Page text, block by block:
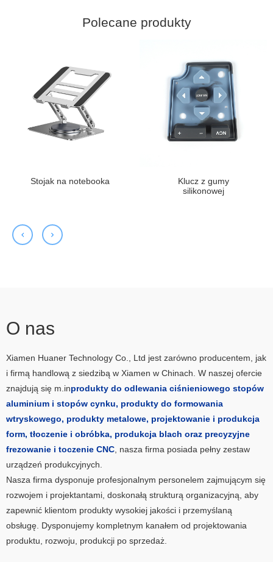
Polecane produkty
Stojak na notebooka
Klucz z gumy
silikonowej
O nas
Xiamen Huaner Technology Co., Ltd jest zarówno producentem, jak
i firmą handlową z siedzibą w Xiamen w Chinach. W naszej ofercie
znajdują się m.inprodukty do odlewania ciśnieniowego stopów
aluminium i stopów cynku, produkty do formowania
wtryskowego, produkty metalowe, projektowanie i produkcja
form, tłoczenie i obróbka, produkcja blach oraz precyzyjne
frezowanie i toczenie CNC , nasza firma posiada pełny zestaw
urządzeń produkcyjnych.
Nasza firma dysponuje profesjonalnym personelem zajmującym się
rozwojem i projektantami, doskonałą strukturą organizacyjną, aby
zapewnić klientom produkty wysokiej jakości i przemyślaną
obsługę. Dysponujemy kompletnym kanałem od projektowania
produktu, rozwoju, produkcji po sprzedaż.